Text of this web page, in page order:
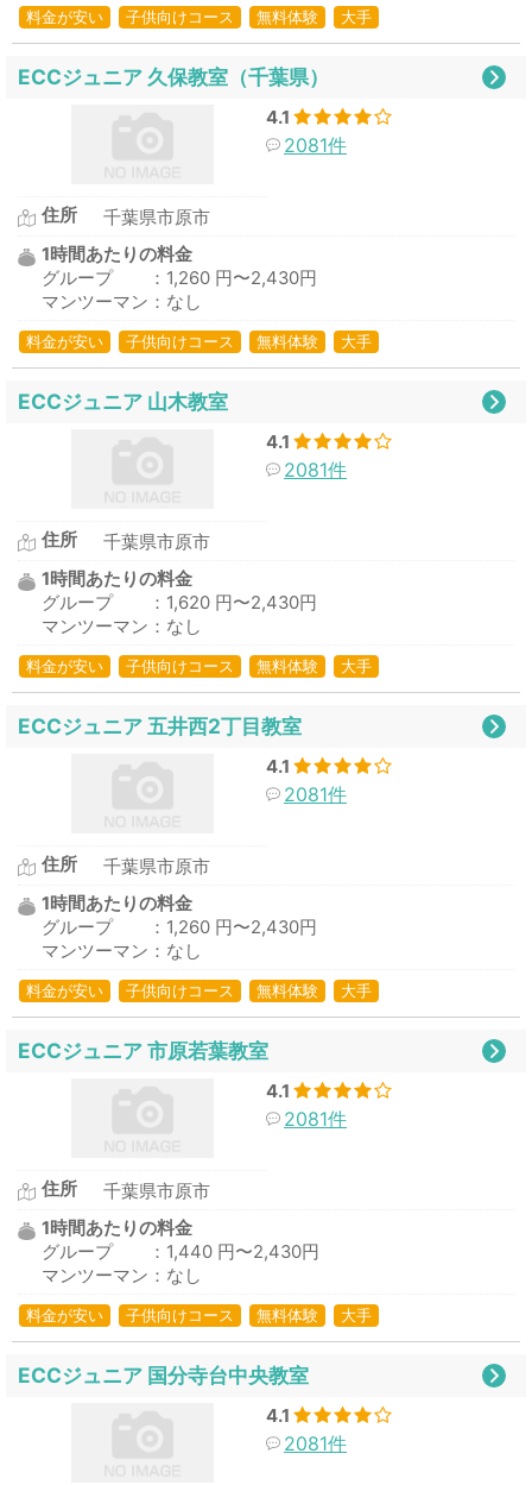
料金が安い 子供向けコース 無料体験 大手
ECCジュニア 久保教室（千葉県）
4.1
2081件
住所
千葉県市原市
1時間あたりの料金
グループ ：1,260 円〜2,430円
マンツーマン：なし
料金が安い 子供向けコース 無料体験 大手
ECCジュニア 山木教室
4.1
2081件
住所
千葉県市原市
1時間あたりの料金
グループ ：1,620 円〜2,430円
マンツーマン：なし
料金が安い 子供向けコース 無料体験 大手
ECCジュニア 五井西2丁目教室
4.1
2081件
住所
千葉県市原市
1時間あたりの料金
グループ ：1,260 円〜2,430円
マンツーマン：なし
料金が安い 子供向けコース 無料体験 大手
ECCジュニア 市原若葉教室
4.1
2081件
住所
千葉県市原市
1時間あたりの料金
グループ ：1,440 円〜2,430円
マンツーマン：なし
料金が安い 子供向けコース 無料体験 大手
ECCジュニア 国分寺台中央教室
4.1
2081件